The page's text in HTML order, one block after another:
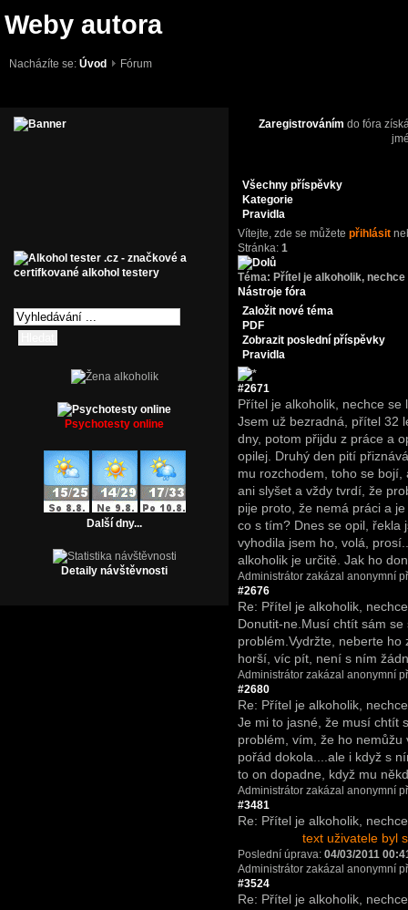
Weby autora
Nacházíte se: Úvod Fórum
Zaregistrováním do fóra
Všechny příspěvky
Kategorie
Pravidla
Vítejte,zde se můžetepřihlásit
Stránka:1
Téma: Přítel je alkoholik,
Nástroje fóra
Založit nové téma
PDF
Zobrazit poslední příspěvky
Pravidla
#2671
Přítel je alkoholik, nechce se
Jsem už bezradná, přítel 32
dny, potom přijdu z práce a
opilej. Druhý den pití
mu rozchodem, toho se
ani slyšet a vždy tvrdí, že
pije proto, že nemá práci a
co s tím? Dnes se opil, řekla
vyhodila jsem ho, volá,
alkoholik je určitě. Jak ho
Administrátor zakázal anonymní
#2676
Re: Přítel je alkoholik,
Donutit-ne.Musí chtít sám
problém.Vydržte, neberte
horší, víc pít, není s ním
Administrátor zakázal anonymní
#2680
Re: Přítel je alkoholik,
Je mi to jasné, že musí chtít
problém, vím, že ho
pořád dokola....ale i když s
to on dopadne, když mu
Administrátor zakázal anonymní
#3481
Re: Přítel je alkoholik,
text uživatele byl
Poslední úprava:04/03/2011
Administrátor zakázal anonymní
#3524
Re: Přítel je alkoholik,
Psychotesty online
Další dny...
Detaily návštěvnosti